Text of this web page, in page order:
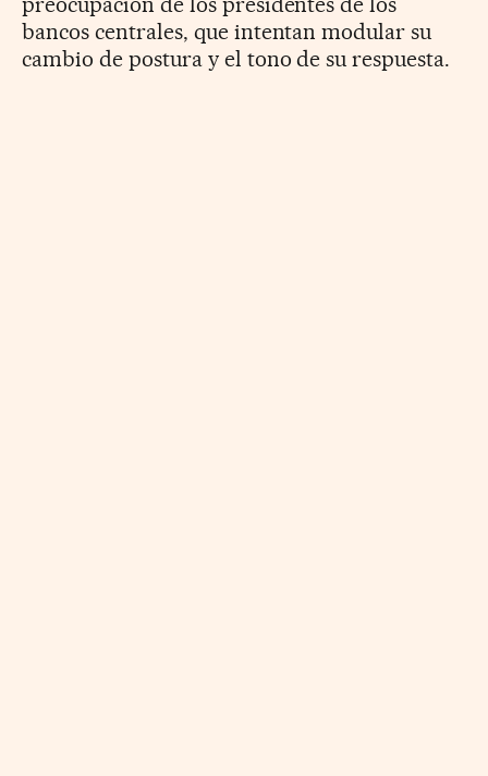
bancos centrales, que intentan modular su
cambio de postura y el tono de su respuesta.